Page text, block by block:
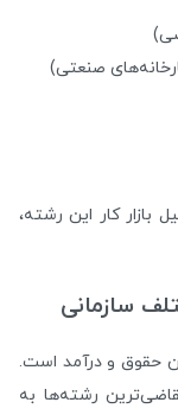
صنعتی)
بازار کار این رشته،
سازمانی
حقوق و درآمد است.
رشته‌ها به